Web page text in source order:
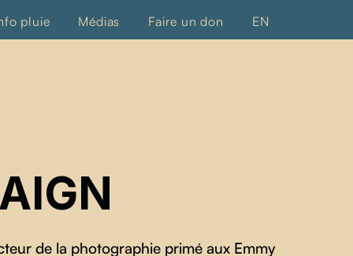
pluie Médias Faire un don EN
de la photographie primé aux Emmy